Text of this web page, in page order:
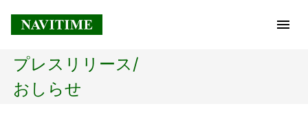
トップページ
プレスリリース/
おしらせ